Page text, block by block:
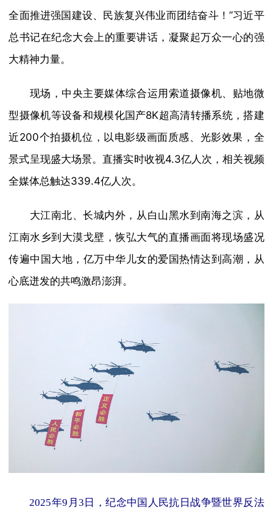
全面推进强国建设、民族复兴伟业而团结奋斗！”习近平
总书记在纪念大会上的重要讲话，凝聚起万众一心的强
大精神力量。
现场，中央主要媒体综合运用索道摄像机、贴地微
型摄像机等设备和规模化国产8K超高清转播系统，搭建
近200个拍摄机位，以电影级画面质感、光影效果，全
景式呈现盛大场景。直播实时收视4.3亿人次，相关视频
全媒体总触达339.4亿人次。
大江南北、长城内外，从白山黑水到南海之滨，从
江南水乡到大漠戈壁，恢弘大气的直播画面将现场盛况
传遍中国大地，亿万中华儿女的爱国热情达到高潮，从
心底迸发的共鸣激昂澎湃。
2025年9月3日，纪念中国人民抗日战争暨世界反法